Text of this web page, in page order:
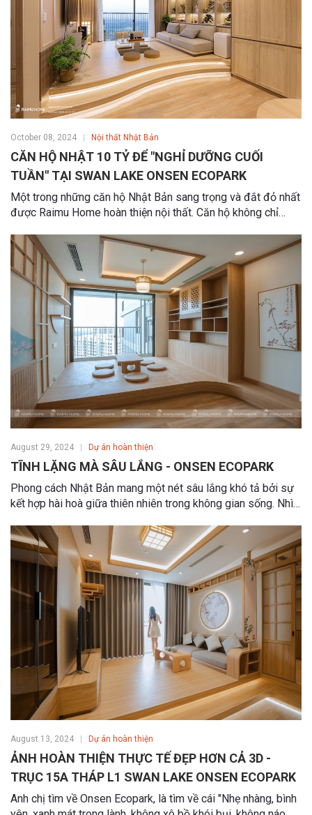
October 08, 2024 Nội thất Nhật Bản
CĂN HỘ NHẬT 10 TỶ ĐỂ "NGHỈ DƯỠNG CUỐI
TUẦN" TẠI SWAN LAKE ONSEN ECOPARK
Một trong những căn hộ Nhật Bản sang trọng và đắt đỏ nhất
được Raimu Home hoàn thiện nội thất. Căn hộ không chỉ
minh, tất cả chỉ với chi phí chưa đầy 1 tỷ đồng.
August 29, 2024 Dự án hoàn thiện
TĨNH LẶNG MÀ SÂU LẮNG - ONSEN ECOPARK
Phong cách Nhật Bản mang một nét sâu lắng khó tả bởi sự
kết hợp hài hoà giữa thiên nhiên trong không gian sống. Nhìn
khách hàng.
August 13, 2024 Dự án hoàn thiện
ẢNH HOÀN THIỆN THỰC TẾ ĐẸP HƠN CẢ 3D -
TRỤC 15A THÁP L1 SWAN LAKE ONSEN ECOPARK
Anh chị tìm về Onsen Ecopark, là tìm về cái "Nhẹ nhàng, bình